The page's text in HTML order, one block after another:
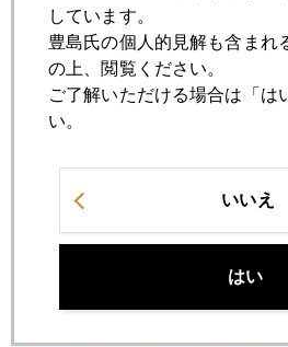
2012年06月11日
身構えていた市場が暫時安堵
2012年06月08日
2012年06月07日
しています。
豊島氏の個人的見解も含まれ
の上、閲覧ください。
ご了解いただける場合は「は
い。
いいえ
はい